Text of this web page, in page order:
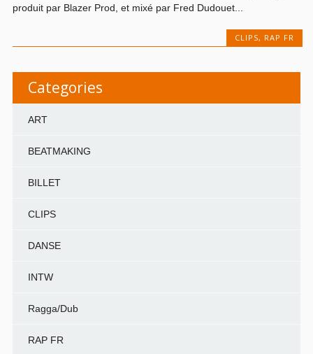
produit par Blazer Prod, et mixé par Fred Dudouet...
CLIPS, RAP FR
Categories
ART
BEATMAKING
BILLET
CLIPS
DANSE
INTW
Ragga/Dub
RAP FR